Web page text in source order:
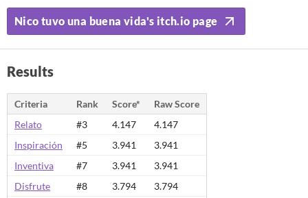
Nico tuvo una buena vida's itch.io page
Results
Criteria Rank Score*
Raw Score
Relato
#3 4.147
4.147
Inspiración
#5 3.941
3.941
Inventiva
#7 3.941
3.941
Disfrute
#8 3.794
3.794